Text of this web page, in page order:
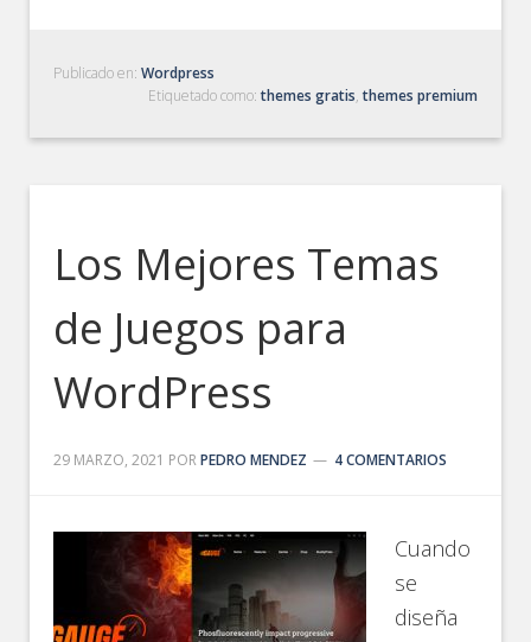
Publicado en:Wordpress
Etiquetado como: themes gratis, themes premium
Los Mejores Temas
de Juegos para
WordPress
29 MARZO, 2021 PORPEDRO MENDEZ 4 COMENTARIOS
Cuando
se
diseña